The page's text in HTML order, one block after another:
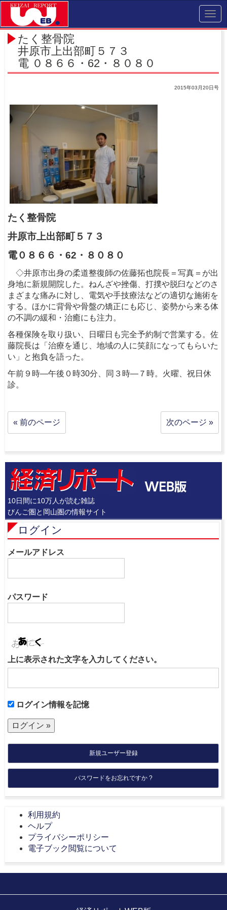
たく整骨院
井原市上出部町５７３
電 ０８６６・62・８０８０
2015年03月20日号
たく整骨院
井原市上出部町５７３
電０８６６・62・８０８０
◇井原市出身の柔道整復師の佐藤拓也院長＝写真＝が出
身地に新規開院した。ねんざや挫傷、打撲や脱臼などのさ
まざまな痛みに対し、電気や手技療法などの適切な施術を
する。ほかに背骨や骨盤の矯正にも応じ、姿勢から来る体
の不調の緩和・治癒にも注力。
各種保険を取り扱い、日曜日も完全予約制で営業する。佐
藤院長は「治療を通じ、地域の人に笑顔になってもらいた
い」と抱負を語った。
午前９時―午後０時30分、同３時―７時。火曜、祝日休
診。
« 前のページ 次のページ »
10日間に10万人が読む雑誌
びんご圏と岡山圏の情報サイト
ログイン
メールアドレス
パスワード
上に表示された文字を入力してください。
ログイン情報を記憶
新規ユーザー登録
パスワードをお忘れですか ?
利用規約
ヘルプ
プライバシーポリシー
電子ブック閲覧について